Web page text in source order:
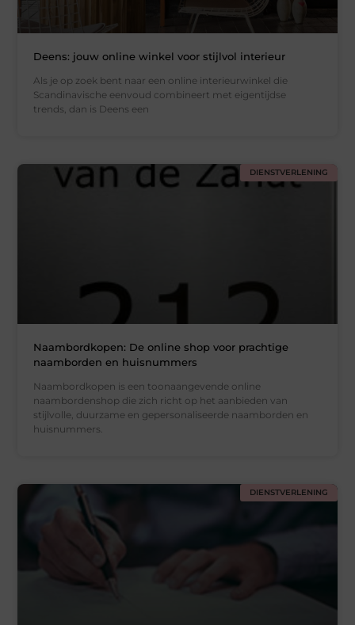
Deens: jouw online winkel voor stijlvol interieur
Als je op zoek bent naar een online interieurwinkel die
Scandinavische eenvoud combineert met eigentijdse
trends, dan is Deens een
DIENSTVERLENING
Naambordkopen: De online shop voor prachtige
naamborden en huisnummers
Naambordkopen is een toonaangevende online
naambordenshop die zich richt op het aanbieden van
stijlvolle, duurzame en gepersonaliseerde naamborden en
huisnummers.
DIENSTVERLENING